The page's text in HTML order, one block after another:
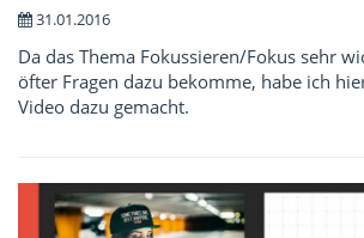
31.01.2016
Da das Thema Fokussieren/Fokus sehr
öfter Fragen dazu bekomme, habe ich
Video dazu gemacht.